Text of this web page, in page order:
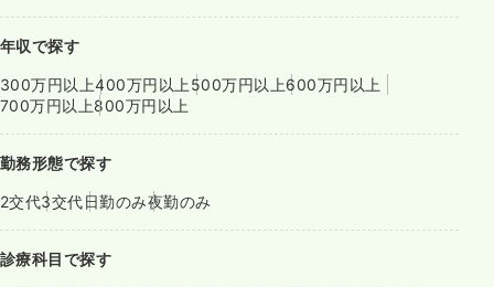
年収で探す
300万円以上400万円以上 500万円以上600万円以上
700万円以上800万円以上
勤務形態で探す
2交代3交代日勤のみ夜勤のみ
診療科目で探す